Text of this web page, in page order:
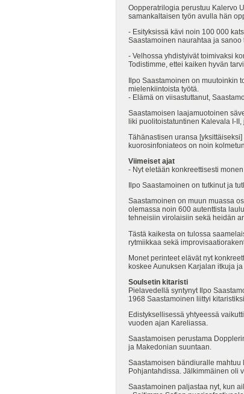
Oopperatrilogia perustuu Kalervo
samankaltaisen työn avulla hän
- Esityksissä kävi noin 100 000
Saastamoinen naurahtaa ja
- Velhossa yhdistyivät toimivaksi
Todistimme, ettei kaiken hyvän
Ilpo Saastamoinen on muutoinkin
mielenkiintoista työtä.
- Elämä on viisastuttanut,
Saastamoisen laajamuotoinen
liki puolitoistatuntinen Kalevala I-
Tähänastisen uransa
kuorosinfoniateos on noin
Viimeiset ajat
- Nyt eletään konkreettisesti
Ilpo Saastamoinen on tutkinut ja
Saastamoinen on muun muassa
olemassa noin 600 autenttista
tehneisiin virolaisiin sekä heidän
Tästä kaikesta on tulossa
rytmiikkaa sekä
Monet perinteet elävät nyt
koskee Aunuksen Karjalan itkuja
Soulsetin kitaristi
Pielavedellä syntynyt Ilpo
1968 Saastamoinen liittyi
Edistyksellisessä yhtyeessä
vuoden ajan Kareliassa.
Saastamoisen perustama
ja Makedonian suuntaan.
Saastamoisen bändiuralle
Pohjantahdissa. Jälkimmäinen oli
Saastamoinen paljastaa nyt, kun